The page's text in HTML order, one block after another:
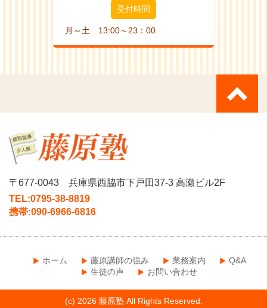
受付時間
月～土 13:00～23：00
〒677-0043 兵庫県西脇市下戸田37-3 高瀬ビル2F
TEL:0795-38-8819
携帯:090-6966-6816
ホーム 藤原講師の強み 業務案内
Q&A
生徒の声
お問い合わせ
(c) 2026 藤原塾 All Rights Reserved.